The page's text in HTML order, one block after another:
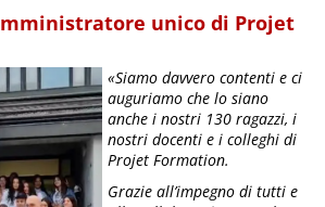
unico di Projet
«Siamo davvero contenti e ci
auguriamo che lo siano
anche i nostri 130 ragazzi, i
nostri docenti e i colleghi di
Projet Formation.
Grazie all’impegno di tutti e